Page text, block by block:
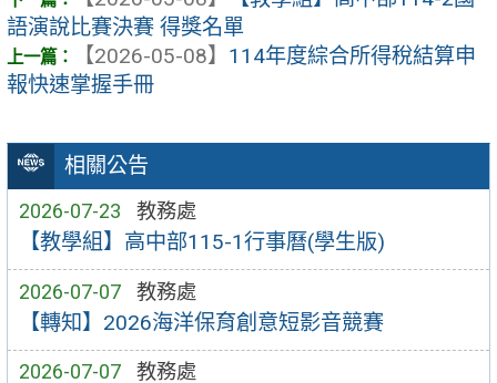
相關公告
2026-07-23 教務處
【教學組】高中部115-1行事曆(學生版)
2026-07-07 教務處
【轉知】2026海洋保育創意短影音競賽
2026-07-07 教務處
語演說比賽決賽 得獎名單
【2026-05-08】 114年度綜合所得稅結算申
報快速掌握手冊